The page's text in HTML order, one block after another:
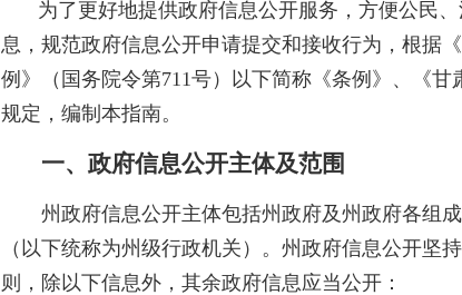
为了更好地提供政府信息公开服务，方便公民
息，规范政府信息公开申请提交和接收行为，根据
例》（国务院令第711号）以下简称《条例》、《
规定，编制本指南。
一、政府信息公开主体及范围
州政府信息公开主体包括州政府及州政府各组成
（以下统称为州级行政机关）。州政府信息公开坚
则，除以下信息外，其余政府信息应当公开：